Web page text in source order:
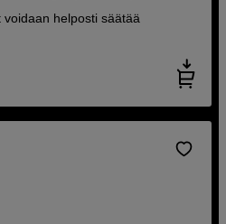
helposti säätää